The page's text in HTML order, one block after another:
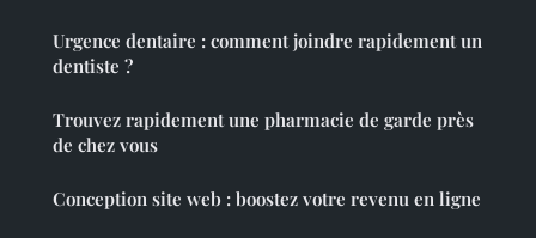
Urgence dentaire : comment joindre rapidement un
dentiste ?
Trouvez rapidement une pharmacie de garde près
de chez vous
Conception site web : boostez votre revenu en ligne